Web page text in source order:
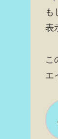
も
表
こ
エ